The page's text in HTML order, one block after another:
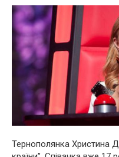
Тернополянка Христина